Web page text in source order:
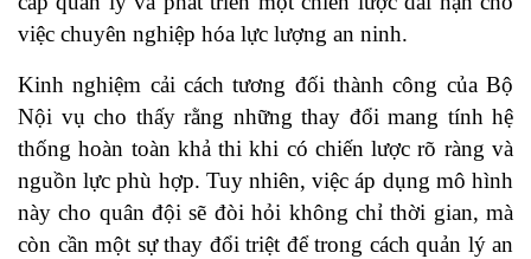
việc chuyên nghiệp hóa lực lượng an ninh.
Kinh nghiệm cải cách tương đối thành công của Bộ
Nội vụ cho thấy rằng những thay đổi mang tính hệ
thống hoàn toàn khả thi khi có chiến lược rõ ràng và
nguồn lực phù hợp. Tuy nhiên, việc áp dụng mô hình
này cho quân đội sẽ đòi hỏi không chỉ thời gian, mà
còn cần một sự thay đổi triệt để trong cách quản lý an